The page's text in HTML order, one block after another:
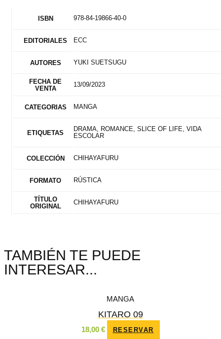
ISBN 978-84-19866-40-0
EDITORIALES ECC
AUTORES YUKI SUETSUGU
FECHA DE
VENTA
13/09/2023
CATEGORIAS MANGA
ETIQUETAS
DRAMA, ROMANCE, SLICE OF LIFE, VIDA
ESCOLAR
COLECCIÓN CHIHAYAFURU
FORMATO RÚSTICA
TÍTULO
ORIGINAL
CHIHAYAFURU
TAMBIÉN TE PUEDE
INTERESAR...
MANGA
KITARO 09
18,00 € RESERVAR